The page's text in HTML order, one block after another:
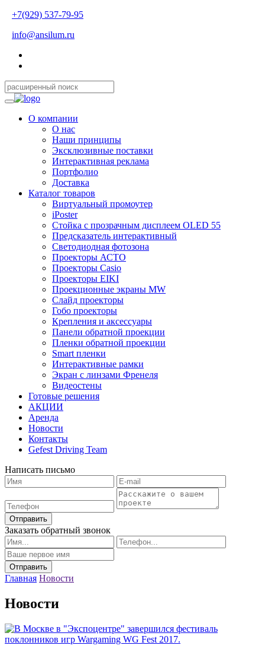
+7(929) 537-79-95
info@ansilum.ru
О компании
О нас
Наши принципы
Эксклюзивные поставки
Интерактивная реклама
Портфолио
Доставка
Каталог товаров
Виртуальный промоутер
iPoster
Стойка с прозрачным дисплеем OLED 55
Предсказатель интерактивный
Светодиодная фотозона
Проекторы АСТО
Проекторы Casio
Проекторы EIKI
Проекционные экраны MW
Слайд проекторы
Гобо проекторы
Крепления и аксессуары
Панели обратной проекции
Пленки обратной проекции
Smart пленки
Интерактивные рамки
Экран с линзами Френеля
Видеостены
Готовые решения
АКЦИИ
Аренда
Новости
Контакты
Gefest Driving Team
Написать письмо
Отправить
Заказать обратный звонок
Главная Новости
Новости